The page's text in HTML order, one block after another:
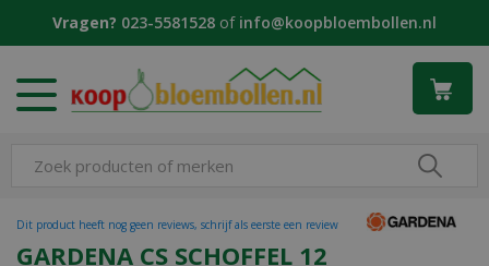
Vragen? 023-5581528 of info@koopbloembollen.nl
GARDENA CS SCHOFFEL 12
Dit product heeft nog geen reviews, schrijf als eerste een review